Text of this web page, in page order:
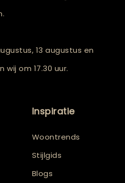
13 augustus en
wij om 17.30 uur.
Inspiratie
Woontrends
Stijlgids
Blogs